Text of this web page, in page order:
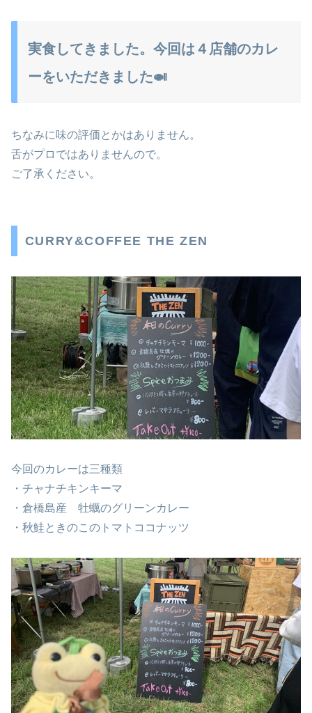
実食してきました。今回は４店舗のカレ
ーをいただきました🍛
ちなみに味の評価とかはありません。
舌がプロではありませんので。
ご了承ください。
CURRY&COFFEE THE ZEN
今回のカレーは三種類
・チャナチキンキーマ
・倉橋島産 牡蠣のグリーンカレー
・秋鮭ときのこのトマトココナッツ